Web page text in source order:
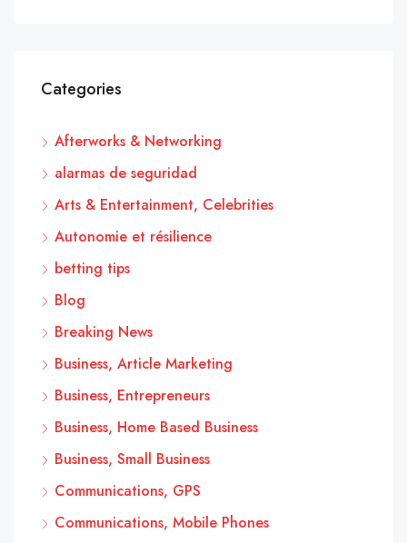
Categories
Afterworks & Networking
alarmas de seguridad
Arts & Entertainment, Celebrities
Autonomie et résilience
betting tips
Blog
Breaking News
Business, Article Marketing
Business, Entrepreneurs
Business, Home Based Business
Business, Small Business
Communications, GPS
Communications, Mobile Phones